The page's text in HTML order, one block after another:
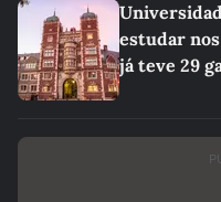
estudar
já teve 29